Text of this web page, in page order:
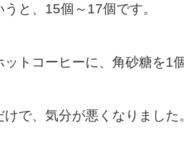
と、15個～17個です。
ットコーヒーに、角砂糖を1
で、気分が悪くなりました